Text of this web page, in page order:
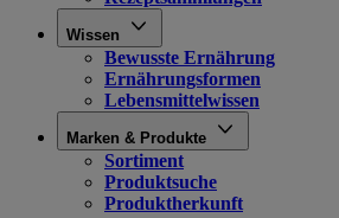
Wissen
Bewusste Ernährung
Ernährungsformen
Lebensmittelwissen
Marken & Produkte
Sortiment
Produktsuche
Produktherkunft